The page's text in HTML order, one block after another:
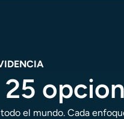
25
el mundo. Cada